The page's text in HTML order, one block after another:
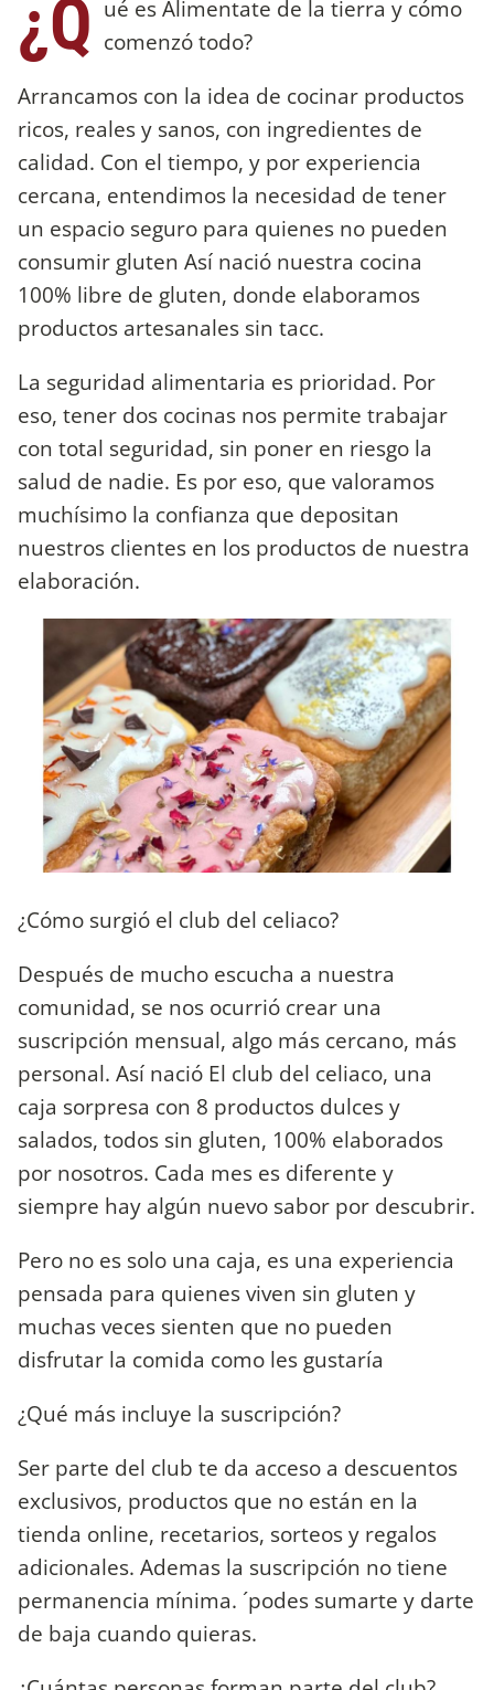
¿Q ué es Alimentate de la tierra y cómo
comenzó todo?
Arrancamos con la idea de cocinar productos
ricos, reales y sanos, con ingredientes de
calidad. Con el tiempo, y por experiencia
cercana, entendimos la necesidad de tener
un espacio seguro para quienes no pueden
consumir gluten Así nació nuestra cocina
100% libre de gluten, donde elaboramos
productos artesanales sin tacc.
La seguridad alimentaria es prioridad. Por
eso, tener dos cocinas nos permite trabajar
con total seguridad, sin poner en riesgo la
salud de nadie. Es por eso, que valoramos
muchísimo la confianza que depositan
nuestros clientes en los productos de nuestra
elaboración.
¿Cómo surgió el club del celiaco?
Después de mucho escucha a nuestra
comunidad, se nos ocurrió crear una
suscripción mensual, algo más cercano, más
personal. Así nació El club del celiaco, una
caja sorpresa con 8 productos dulces y
salados, todos sin gluten, 100% elaborados
por nosotros. Cada mes es diferente y
siempre hay algún nuevo sabor por descubrir.
Pero no es solo una caja, es una experiencia
pensada para quienes viven sin gluten y
muchas veces sienten que no pueden
disfrutar la comida como les gustaría
¿Qué más incluye la suscripción?
Ser parte del club te da acceso a descuentos
exclusivos, productos que no están en la
tienda online, recetarios, sorteos y regalos
adicionales. Ademas la suscripción no tiene
permanencia mínima. ´podes sumarte y darte
de baja cuando quieras.